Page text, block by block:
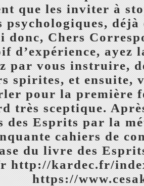
que les inviter à
psychologiques, déjà
donc, Chers
d’expérience, ayez
par vous instruire,
spirites, et ensuite,
pour la première
très sceptique.
des Esprits par la
cahiers de
du livre des
http://kardec.fr/
https://